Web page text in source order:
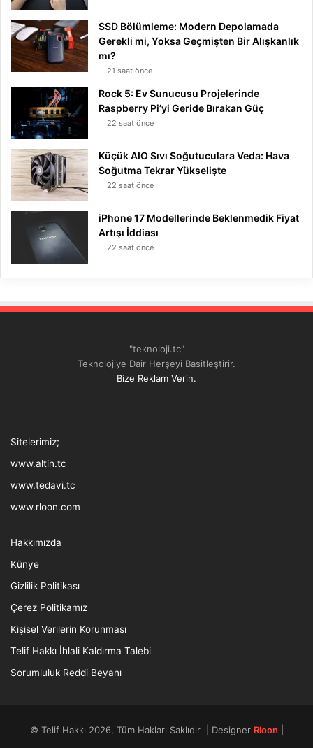
SSD Bölümleme: Modern Depolamada
Gerekli mi, Yoksa Geçmişten Bir Alışkanlık
mı?
21 saat önce
Rock 5: Ev Sunucusu Projelerinde
Raspberry Pi’yi Geride Bırakan Güç
22 saat önce
Küçük AIO Sıvı Soğutuculara Veda: Hava
Soğutma Tekrar Yükselişte
22 saat önce
iPhone 17 Modellerinde Beklenmedik Fiyat
Artışı İddiası
22 saat önce
"teknoloji.tc"
Teknolojiye Dair Herşeyi Basitleştirir.
Bize Reklam Verin.
Sitelerimiz;
www.altin.tc
www.tedavi.tc
www.rloon.com
Hakkımızda
Künye
Gizlilik Politikası
Çerez Politikamız
Kişisel Verilerin Korunması
Telif Hakkı İhlali Kaldırma Talebi
Sorumluluk Reddi Beyanı
© Telif Hakkı 2026, Tüm Hakları Saklıdır | Designer Rloon